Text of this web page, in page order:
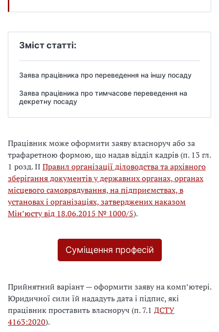
Зміст статті:
Заява працівника про переведення на іншу посаду
Заява працівника про тимчасове переведення на
декретну посаду
Працівник може оформити заяву власноруч або за
трафаретною формою, що надав відділ кадрів (п. 13 гл.
1 розд. ІІ Правил організації діловодства та архівного
зберігання документів у державних органах, органах
місцевого самоврядування, на підприємствах, в
установах і організаціях, затверджених наказом
Мін’юсту від 18.06.2015 № 1000/5).
Суміщення професій
Прийнятний варіант — оформити заяву на комп’ютері.
Юридичної сили їй нададуть дата і підпис, які
працівник проставить власноруч (п. 7.1 ДСТУ
4163:2020).